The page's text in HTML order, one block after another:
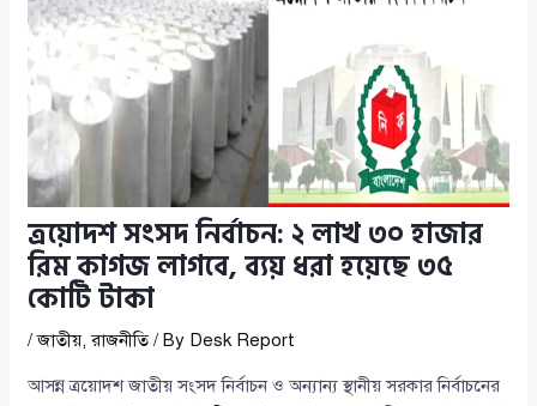
ত্রয়োদশ সংসদ নির্বাচন: ২ লাখ ৩০ হাজার
রিম কাগজ লাগবে, ব্যয় ধরা হয়েছে ৩৫
কোটি টাকা
/জাতীয়,রাজনীতি/ By Desk Report
আসন্ন ত্রয়োদশ জাতীয় সংসদ নির্বাচন ও অন্যান্য স্থানীয় সরকার নির্বাচনের